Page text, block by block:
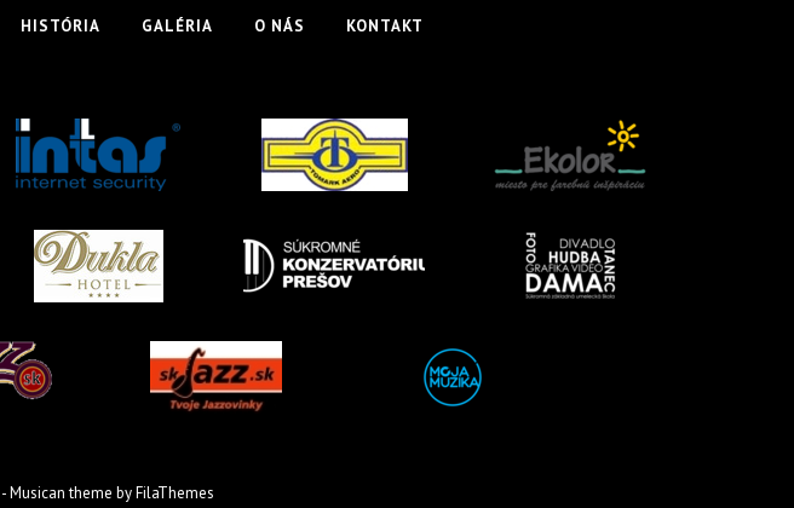
HISTÓRIA GALÉRIA O NÁS KONTAKT
- Musican theme byFilaThemes